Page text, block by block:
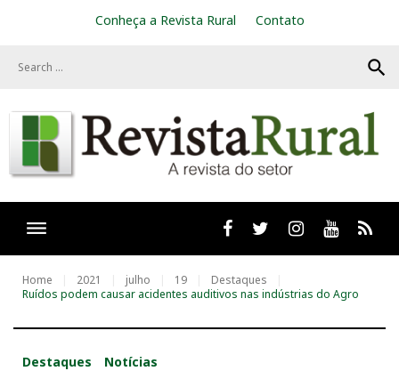
Conheça a Revista Rural Contato
search
Facebooktwitter Instagram
Youtube
Home 2021 julho 19
Destaques
Ruídos podem causar acidentes auditivos nas indústrias do Agro
Destaques Notícias